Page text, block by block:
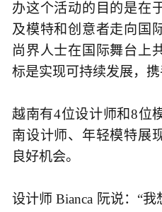
办这个活动的目的是在
及模特和创意者走向国
尚界人士在国际舞台上
标是实现可持续发展，
越南有4位设计师和8位
南设计师、年轻模特展
良好机会。
设计师 Bianca 阮说：“